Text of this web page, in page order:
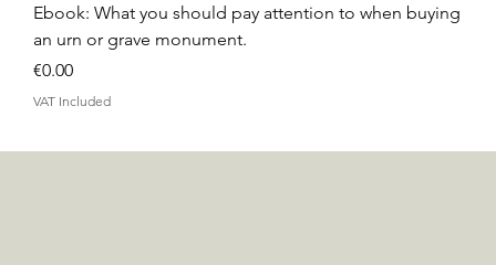
Ebook: What you should pay attention to when buying
an urn or grave monument.
Price
€0.00
VAT Included